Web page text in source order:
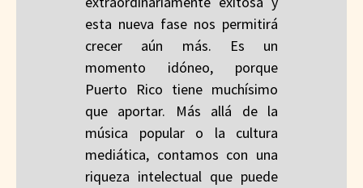
esta nueva fase nos permitirá
crecer aún más. Es un
momento idóneo, porque
Puerto Rico tiene muchísimo
que aportar. Más allá de la
música popular o la cultura
mediática, contamos con una
riqueza intelectual que puede